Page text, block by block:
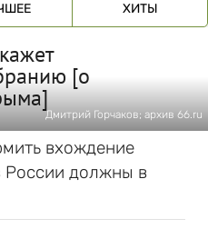
ХИТЫ
[о
Дмитрий Горчаков; архив 66.ru
вхождение
России должны в